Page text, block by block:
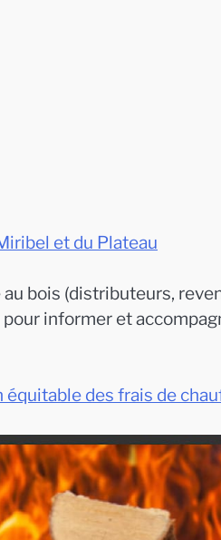
et du Plateau
bois (distributeurs,
informer et
équitable des frais de